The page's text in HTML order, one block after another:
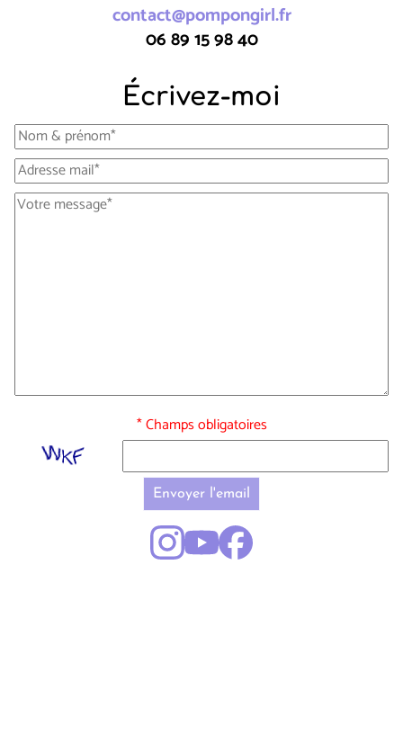
contact@pompongirl.fr
06 89 15 98 40
Écrivez-moi
* Champs obligatoires
Envoyer l'email